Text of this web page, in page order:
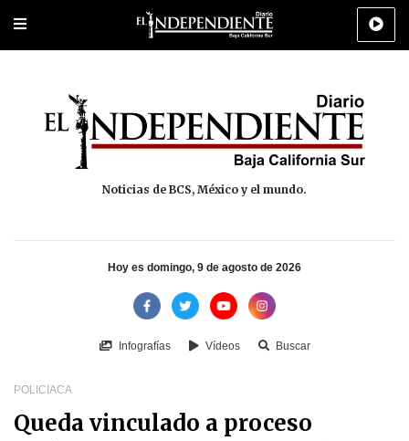
Portada Los Cabos Policiaca Deportes Cultura
Noticias de BCS, México y el mundo.
Hoy es domingo, 9 de agosto de 2026
Infografías Vídeos Buscar
POLICIACA
Queda vinculado a proceso